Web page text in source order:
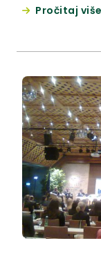
ravnatelj OŠ
Pročitaj više